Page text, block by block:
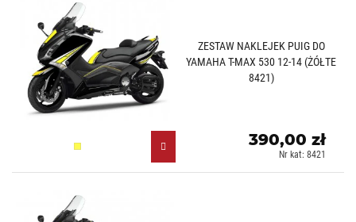
ZESTAW NAKLEJEK PUIG DO
YAMAHA T-MAX 530 12-14 (ŻÓŁTE
8421)
Żółty (G)
390,00 zł
Nr kat: 8421